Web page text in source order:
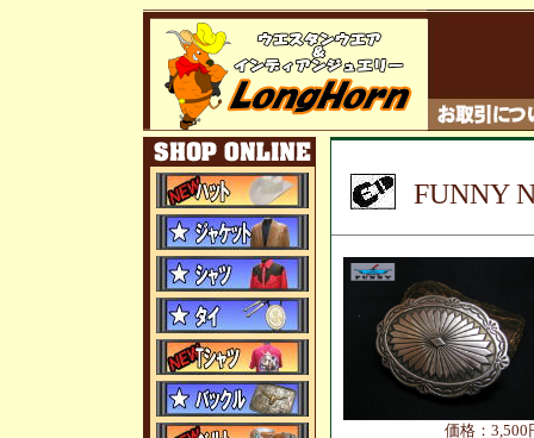
FUNNY
価格：3,500